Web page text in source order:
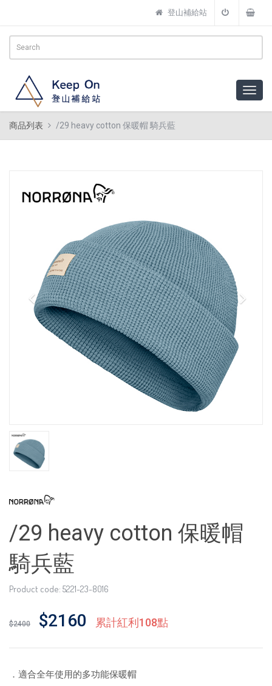
登山補給站
商品列表 /29 heavy cotton 保暖帽 騎兵藍
/29 heavy cotton 保暖帽
騎兵藍
Product code: 5221-23-8016
$2400 $2160 累計紅利108點
．適合全年使用的多功能保暖帽